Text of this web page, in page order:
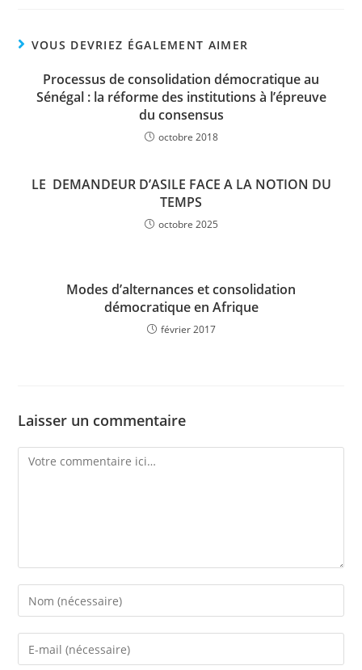
VOUS DEVRIEZ ÉGALEMENT AIMER
Processus de consolidation démocratique au
Sénégal : la réforme des institutions à l’épreuve
du consensus
octobre 2018
LE DEMANDEUR D’ASILE FACE A LA NOTION DU
TEMPS
octobre 2025
Modes d’alternances et consolidation
démocratique en Afrique
février 2017
Laisser un commentaire